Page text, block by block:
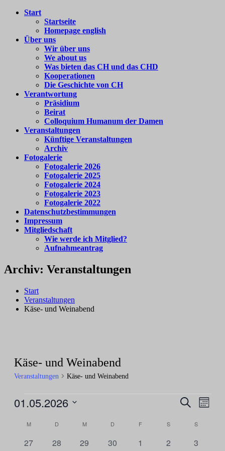
Zum
Colloquium
Humanum
e.V.
internationale
Begegnung
Start
Startseite
Homepage english
Über uns
Wir über uns
We about us
Was bieten das CH und das CHD
Kooperationen
Die Geschichte von CH
Verantwortung
Präsidium
Beirat
Colloquium Humanum der Damen
Veranstaltungen
Künftige Veranstaltungen
Archiv
Fotogalerie
Fotogalerie 2026
Fotogalerie 2025
Fotogalerie 2024
Fotogalerie 2023
Fotogalerie 2022
Datenschutzbestimmungen
Impressum
Mitgliedschaft
Wie werde ich Mitglied?
Aufnahmeantrag
Archiv: Veranstaltungen
Start
Veranstaltungen
Käse- und Weinabend
Käse- und Weinabend
Veranstaltungen Käse- und Weinabend
Veranstaltungen
und
Suche
Monat
01.05.2026
wählen.
Kalender
von
M MONTAGDDIENSTAG
M MITTWOCH
D DONNERSTAG
F SSAMSTAGS
0
27
0
28
0
29
0
30
0
1
0
2
0
3